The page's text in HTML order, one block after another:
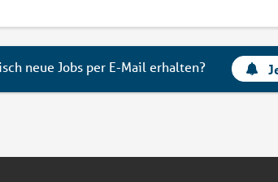
neue Jobs per E-Mail erhalten?